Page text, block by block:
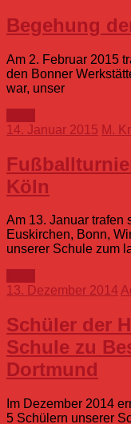
Begehung
Am 2. Februar 2015
den Bonner
war, unser
14. Januar 2015 M.
Köln
Am 13. Januar trafen
Euskirchen, Bonn,
unserer Schule zum
13. Dezember 2014
Schüler der
Schule zu
Dortmund
Im Dezember 2014
5 Schülern unserer